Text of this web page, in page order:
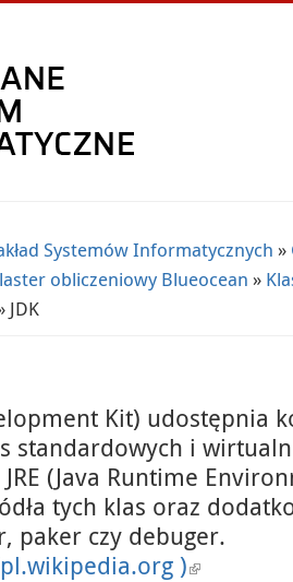
Systemów Informatycznych »
obliczeniowy Blueocean »
JDK
Kit) udostępnia
standardowych i
(Java Runtime
tych klas oraz
paker czy debuger.
)